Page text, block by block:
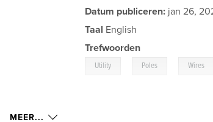
Datum publiceren: jan 26,
Taal English
Trefwoorden
Utility Poles Wires
MEER...